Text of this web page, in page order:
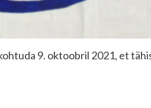
9. oktoobril 2021, et